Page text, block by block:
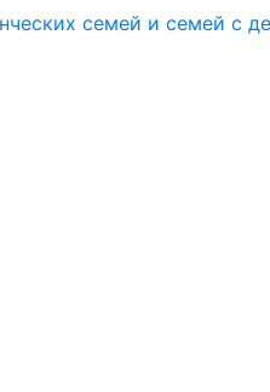
семей и семей с